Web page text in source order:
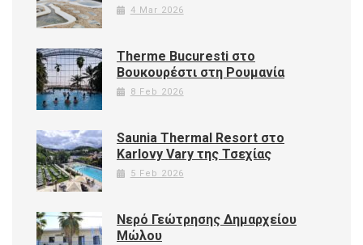
4 Mar 2026
Therme Bucuresti στο
Βουκουρέστι στη Ρουμανία
8 Feb 2026
Saunia Thermal Resort στο
Karlovy Vary της Τσεχίας
5 Feb 2026
Νερό Γεώτρησης Δημαρχείου
Μώλου